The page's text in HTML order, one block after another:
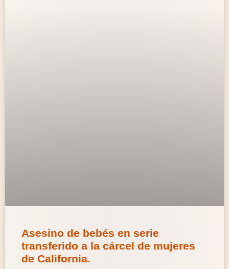
Asesino de bebés en serie
transferido a la cárcel de mujeres
de California.